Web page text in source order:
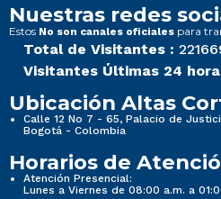
Nuestras redes
Estos No son canales oficiales para
Total de Visitantes :
Visitantes Últimas 24
Ubicación Altas
Calle 12 No 7 - 65, Palacio de
Bogotá - Colombia
Horarios de
Atención Presencial:
Lunes a Viernes de 08:00 a.m. a